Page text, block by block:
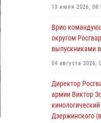
Росгвардии
08 августа 2026,
Росгвардии
Ломоносова —
(видео)
08 августа 2026,
13 июля 2026,
Врио
округом
выпускниками
04 августа 2026,
Директор
армии Виктор
Дзержинского